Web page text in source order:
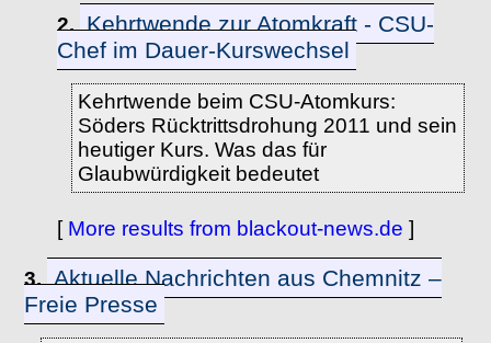
2. Kehrtwende zur Atomkraft - CSU-
Chef im Dauer-Kurswechsel
Kehrtwende beim CSU-Atomkurs:
Söders Rücktrittsdrohung 2011 und sein
heutiger Kurs. Was das für
Glaubwürdigkeit bedeutet
[ More results from blackout-news.de ]
3. Aktuelle Nachrichten aus Chemnitz –
Freie Presse